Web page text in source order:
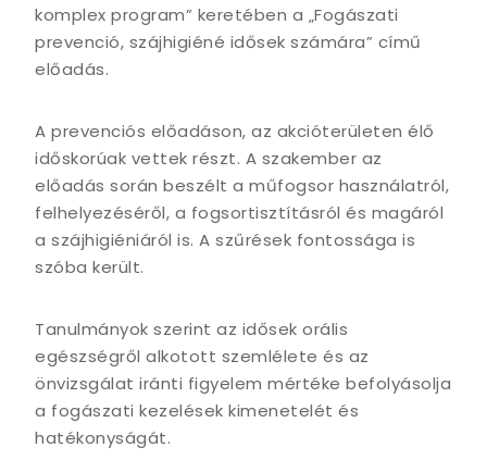
komplex program” keretében a „Fogászati
prevenció, szájhigiéné idősek számára” című
előadás.
A prevenciós előadáson, az akcióterületen élő
időskorúak vettek részt. A szakember az
előadás során beszélt a műfogsor használatról,
felhelyezéséről, a fogsortisztításról és magáról
a szájhigiéniáról is. A szűrések fontossága is
szóba került.
Tanulmányok szerint az idősek orális
egészségről alkotott szemlélete és az
önvizsgálat iránti figyelem mértéke befolyásolja
a fogászati kezelések kimenetelét és
hatékonyságát.